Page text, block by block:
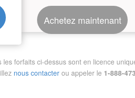
Achetez maintenant
forfaits ci-dessus sont en licence
nous contacterou appeler le 1-888-